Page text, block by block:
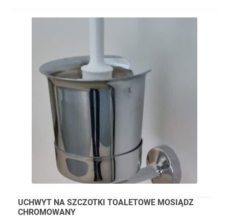
UCHWYT NA SZCZOTKI TOALETOWE MOSIĄDZ
CHROMOWANY